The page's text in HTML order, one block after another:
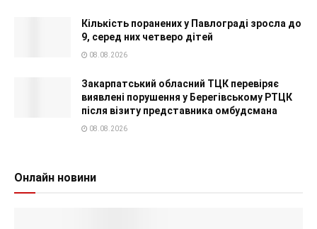
Кількість поранених у Павлограді зросла до
9, серед них четверо дітей
08.08.2026
Закарпатський обласний ТЦК перевіряє
виявлені порушення у Берегівському РТЦК
після візиту представника омбудсмана
08.08.2026
Онлайн новини